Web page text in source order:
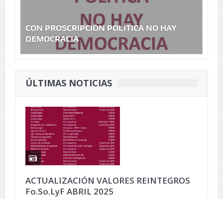
CON PROSCRIPCIÓN POLÍTICA NO HAY
DEMOCRACIA
ÚLTIMAS NOTICIAS
ACTUALIZACIÓN VALORES REINTEGROS
Fo.So.LyF ABRIL 2025